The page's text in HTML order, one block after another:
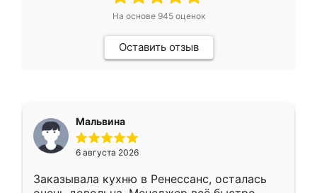
На основе 945оценок
Оставить отзыв
Мальвина
6 августа 2026
Заказывала кухню в Ренессанс, осталась